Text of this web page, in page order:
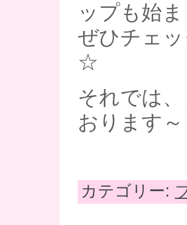
ップも始
ぜひチェ
☆
それでは
おります～
カテゴリー: